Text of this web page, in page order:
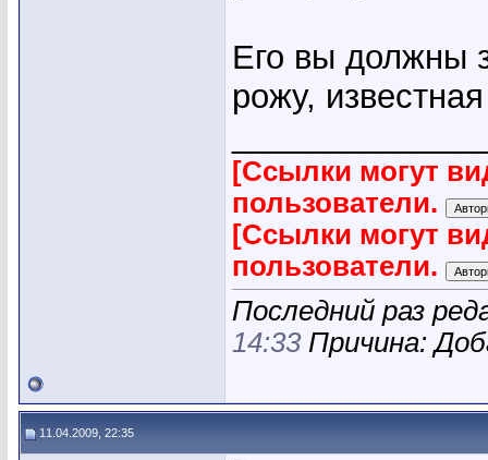
Его вы должны
рожу,
[Ссылки могут
пользователи.
[Ссылки могут
пользователи.
Последний раз
14:33Причина:
11.04.2009, 22:35